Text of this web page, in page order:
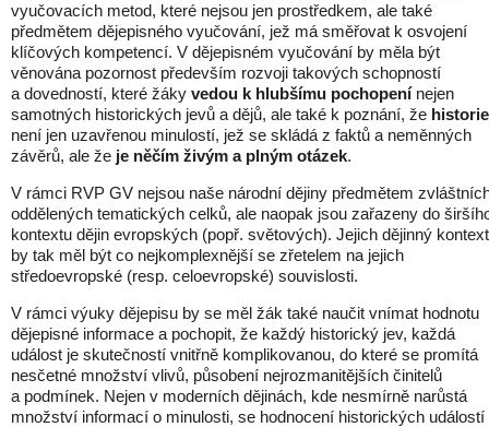
vyučovacích metod, které nejsou jen prostředkem, ale také
předmětem dějepisného vyučování, jež má směřovat k osvojení
klíčových kompetencí. V dějepisném vyučování by měla být
věnována pozornost především rozvoji takových schopností
a dovedností, které žáky vedou k hlubšímu pochopenínejen
samotných historických jevů a dějů, ale také k poznání, že historie
není jen uzavřenou minulostí, jež se skládá z faktů a neměnných
závěrů, ale že je něčím živým a plným otázek.
V rámci RVP GV nejsou naše národní dějiny předmětem
oddělených tematických celků, ale naopak jsou zařazeny do
kontextu dějin evropských (popř. světových). Jejich dějinný kontext
by tak měl být co nejkomplexnější se zřetelem na jejich
středoevropské (resp. celoevropské) souvislosti.
V rámci výuky dějepisu by se měl žák také naučit vnímat hodnotu
dějepisné informace a pochopit, že každý historický jev, každá
událost je skutečností vnitřně komplikovanou, do které se promítá
nesčetné množství vlivů, působení nejrozmanitějších činitelů
a podmínek. Nejen v moderních dějinách, kde nesmírně narůstá
množství informací o minulosti, se hodnocení historických událostí